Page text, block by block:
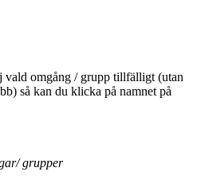
vald omgång / grupp tillfälligt (utan
så kan du klicka på namnet på
grupper